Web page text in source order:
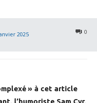
0
2025
» à cet article
l’humoriste Sam Cyr,